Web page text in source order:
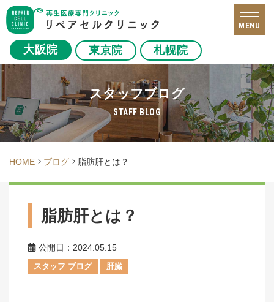
大阪院 東京院 札幌院
MENU
スタッフブログ
STAFF BLOG
HOME ブログ 脂肪肝とは？
脂肪肝とは？
公開日：2024.05.15
スタッフ ブログ 肝臓